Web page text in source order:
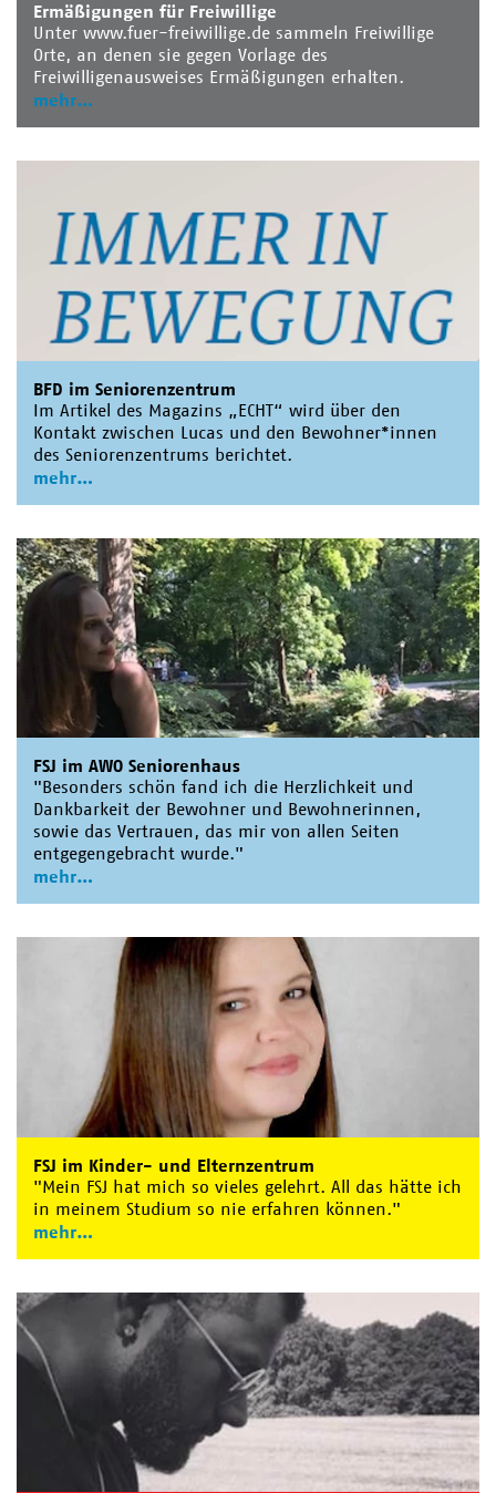
Ermäßigungen für Freiwillige
Unter www.fuer-freiwillige.de sammeln Freiwillige
Orte, an denen sie gegen Vorlage des
Freiwilligenausweises Ermäßigungen erhalten.
mehr
BFD im Seniorenzentrum
Im Artikel des Magazins „ECHT“ wird über den
Kontakt zwischen Lucas und den Bewohner*innen
des Seniorenzentrums berichtet.
mehr
FSJ im AWO Seniorenhaus
"Besonders schön fand ich die Herzlichkeit und
Dankbarkeit der Bewohner und Bewohnerinnen,
sowie das Vertrauen, das mir von allen Seiten
entgegengebracht wurde."
mehr
FSJ im Kinder- und Elternzentrum
"Mein FSJ hat mich so vieles gelehrt. All das hätte ich
in meinem Studium so nie erfahren können."
mehr